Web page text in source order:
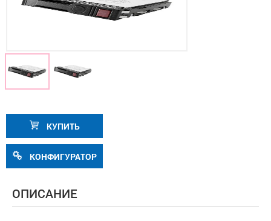
КУПИТЬ
КОНФИГУРАТОР
ОПИСАНИЕ